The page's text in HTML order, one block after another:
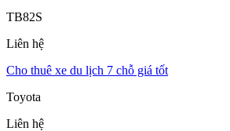
TB82S
Liên hệ
Cho thuê xe du lịch 7 chỗ giá tốt
Toyota
Liên hệ